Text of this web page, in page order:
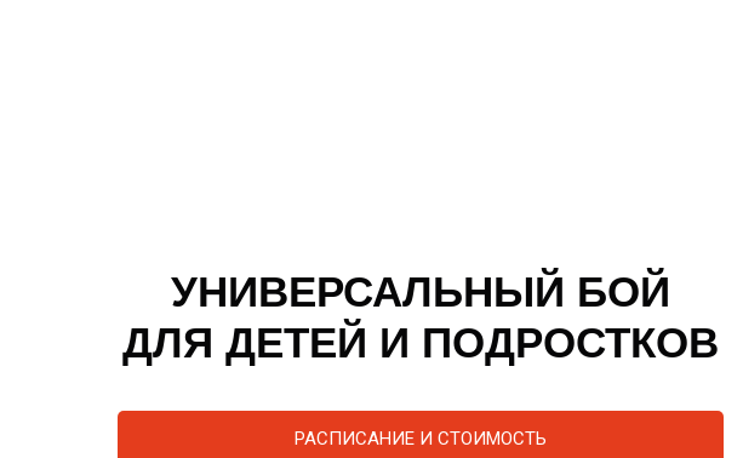
УНИВЕРСАЛЬНЫЙ БОЙ
ДЛЯ ДЕТЕЙ И ПОДРОСТКОВ
РАСПИСАНИЕ И СТОИМОСТЬ